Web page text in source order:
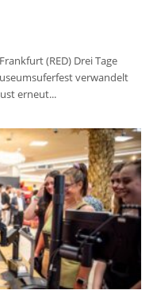
(RED) Drei Tage
verwandelt
erneut...